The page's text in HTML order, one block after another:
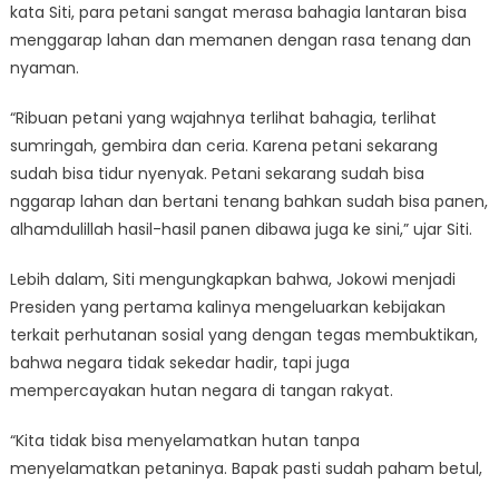
kata Siti, para petani sangat merasa bahagia lantaran bisa
menggarap lahan dan memanen dengan rasa tenang dan
nyaman.
“Ribuan petani yang wajahnya terlihat bahagia, terlihat
sumringah, gembira dan ceria. Karena petani sekarang
sudah bisa tidur nyenyak. Petani sekarang sudah bisa
nggarap lahan dan bertani tenang bahkan sudah bisa panen,
alhamdulillah hasil-hasil panen dibawa juga ke sini,” ujar Siti.
Lebih dalam, Siti mengungkapkan bahwa, Jokowi menjadi
Presiden yang pertama kalinya mengeluarkan kebijakan
terkait perhutanan sosial yang dengan tegas membuktikan,
bahwa negara tidak sekedar hadir, tapi juga
mempercayakan hutan negara di tangan rakyat.
“Kita tidak bisa menyelamatkan hutan tanpa
menyelamatkan petaninya. Bapak pasti sudah paham betul,